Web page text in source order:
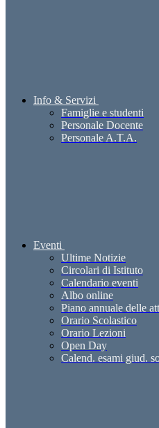
Info & Servizi
Famiglie e studenti
Personale Docente
Personale A.T.A.
Eventi
Ultime Notizie
Circolari di Istituto
Calendario eventi
Albo online
Piano annuale delle
Orario Scolastico
Orario Lezioni
Open Day
Calend. esami giud.